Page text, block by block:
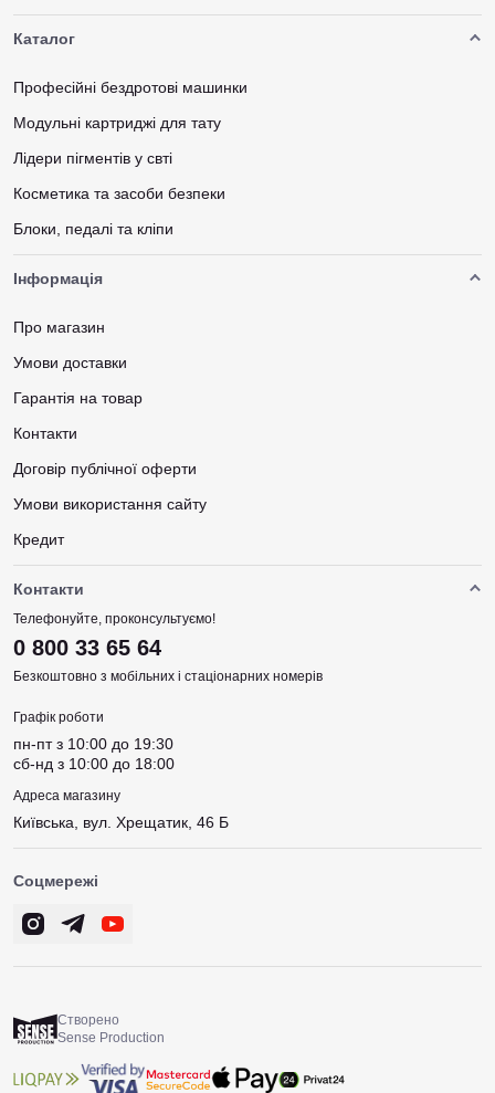
Каталог
Професійні бездротові машинки
Модульні картриджі для тату
Лідери пігментів у свті
Косметика та засоби безпеки
Блоки, педалі та кліпи
Інформація
Про магазин
Умови доставки
Гарантія на товар
Контакти
Договір публічної оферти
Умови використання сайту
Кредит
Контакти
Телефонуйте, проконсультуємо!
0 800 33 65 64
Безкоштовно з мобільних і стаціонарних номерів
Графік роботи
пн-пт з 10:00 до 19:30
сб-нд з 10:00 до 18:00
Адреса магазину
Київська, вул. Хрещатик, 46 Б
Соцмережі
Створено
Sense Production